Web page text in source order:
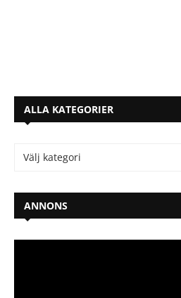
ALLA KATEGORIER
ANNONS